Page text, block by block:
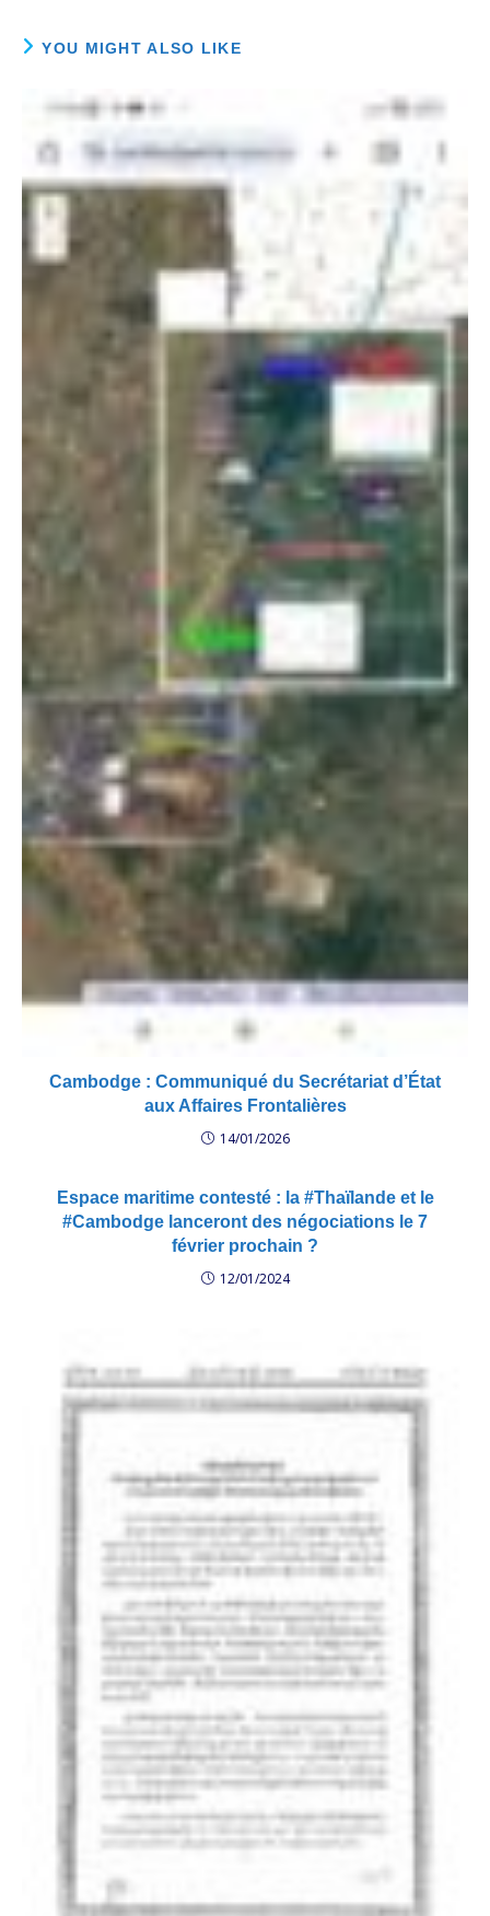
YOU MIGHT ALSO LIKE
Cambodge : Communiqué du Secrétariat d’État
aux Affaires Frontalières
14/01/2026
Espace maritime contesté : la #Thaïlande et le
#Cambodge lanceront des négociations le 7
février prochain ?
12/01/2024